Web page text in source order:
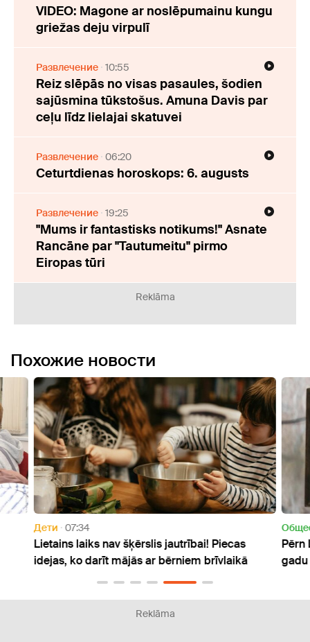
VIDEO: Magone ar noslēpumainu kungu
griežas deju virpulī
Развлечение 10:55
Reiz slēpās no visas pasaules, šodien
sajūsmina tūkstošus. Amuna Davis par
ceļu līdz lielajai skatuvei
Развлечение 06:20
Ceturtdienas horoskops: 6. augusts
Развлечение 19:25
"Mums ir fantastisks notikums!" Asnate
Rancāne par "Tautumeitu" pirmo
Eiropas tūri
Reklāma
Похожие новости
Дети 07:34
Lietains laiks nav šķērslis jautrībai! Piecas
idejas, ko darīt mājās ar bērniem brīvlaikā
Pērn
Reklāma